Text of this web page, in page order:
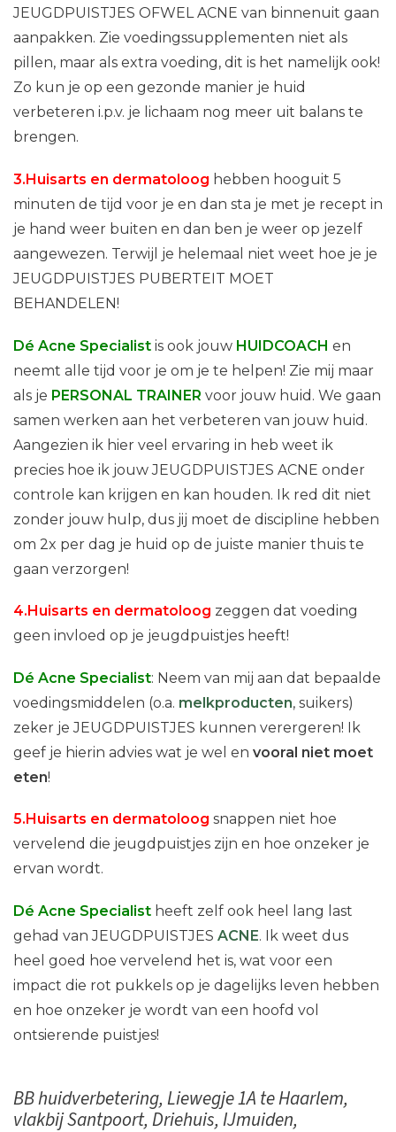
JEUGDPUISTJES OFWEL ACNE van binnenuit gaan
aanpakken. Zie voedingssupplementen niet als
pillen, maar als extra voeding, dit is het namelijk ook!
Zo kun je op een gezonde manier je huid
verbeteren i.p.v. je lichaam nog meer uit balans te
brengen.
3.Huisarts en dermatoloog hebben hooguit 5
minuten de tijd voor je en dan sta je met je recept in
je hand weer buiten en dan ben je weer op jezelf
aangewezen. Terwijl je helemaal niet weet hoe je je
JEUGDPUISTJES PUBERTEIT MOET
BEHANDELEN!
Dé Acne Specialist is ook jouw HUIDCOACH en
neemt alle tijd voor je om je te helpen! Zie mij maar
als je PERSONAL TRAINER voor jouw huid. We gaan
samen werken aan het verbeteren van jouw huid.
Aangezien ik hier veel ervaring in heb weet ik
precies hoe ik jouw JEUGDPUISTJES ACNE onder
controle kan krijgen en kan houden. Ik red dit niet
zonder jouw hulp, dus jij moet de discipline hebben
om 2x per dag je huid op de juiste manier thuis te
gaan verzorgen!
4.Huisarts en dermatoloog zeggen dat voeding
geen invloed op je jeugdpuistjes heeft!
Dé Acne Specialist: Neem van mij aan dat bepaalde
voedingsmiddelen (o.a. melkproducten, suikers)
zeker je JEUGDPUISTJES kunnen verergeren! Ik
geef je hierin advies wat je wel en vooral niet moet
eten!
5.Huisarts en dermatoloog snappen niet hoe
vervelend die jeugdpuistjes zijn en hoe onzeker je
ervan wordt.
Dé Acne Specialist heeft zelf ook heel lang last
gehad van JEUGDPUISTJES ACNE. Ik weet dus
heel goed hoe vervelend het is, wat voor een
impact die rot pukkels op je dagelijks leven hebben
en hoe onzeker je wordt van een hoofd vol
ontsierende puistjes!
BB huidverbetering, Liewegje 1A te Haarlem,
vlakbij Santpoort, Driehuis, IJmuiden,